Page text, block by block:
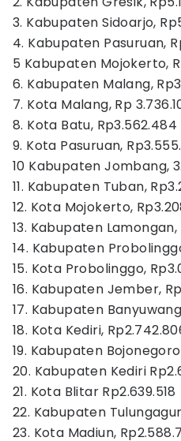
3. Kabupaten Sidoarjo,
4. Kabupaten Pasuruan,
5 Kabupaten Mojokerto,
6. Kabupaten Malang,
7. Kota Malang, Rp
8. Kota Batu, Rp3.562.484
9. Kota Pasuruan,
10 Kabupaten Jombang,
11. Kabupaten Tuban,
12. Kota Mojokerto,
13. Kabupaten Lamongan,
14. Kabupaten
15. Kota Probolinggo,
16. Kabupaten Jember,
17. Kabupaten
18. Kota Kediri,
19. Kabupaten
20. Kabupaten Kediri
21. Kota Blitar Rp2.639.518
22. Kabupaten
23. Kota Madiun,